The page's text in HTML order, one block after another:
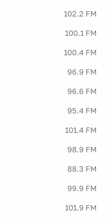
102.2 FM
100.1 FM
100.4 FM
96.9 FM
96.6 FM
95.4 FM
101.4 FM
98.9 FM
88.3 FM
99.9 FM
101.9 FM